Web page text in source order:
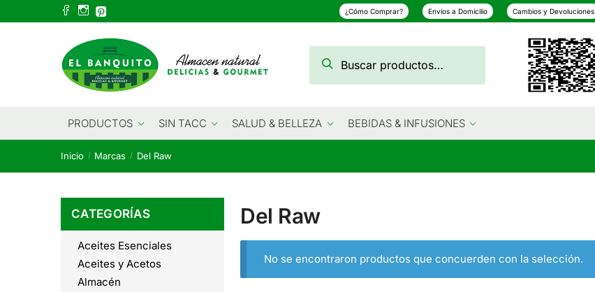
to
to
¿Cómo Comprar? Envíos a Domicilio Cambios y Devoluciones
por:
Buscar
PRODUCTOS SIN TACC SALUD & BELLEZA BEBIDAS & INFUSIONES
Inicio / Marcas / Del Raw
Del Raw
No se encontraron productos que concuerden con la selección.
CATEGORÍAS
Aceites Esenciales
Aceites y Acetos
Almacén